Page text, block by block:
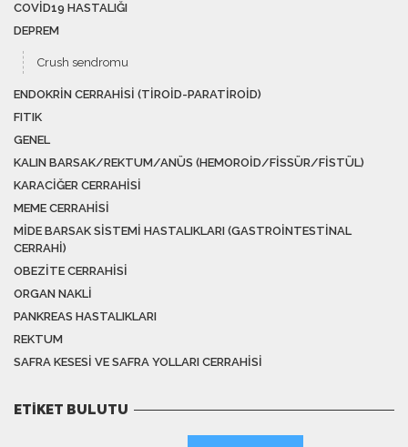
COVID19 HASTALIĞI
DEPREM
Crush sendromu
ENDOKRIN CERRAHISI (TIROID-PARATIROID)
FITIK
GENEL
KALIN BARSAK/REKTUM/ANÜS (HEMOROID/FISSÜR/FISTÜL)
KARACIĞER CERRAHISI
MEME CERRAHISI
MIDE BARSAK SISTEMI HASTALIKLARI (GASTROINTESTINAL
CERRAHI)
OBEZITE CERRAHISI
ORGAN NAKLI
PANKREAS HASTALIKLARI
REKTUM
SAFRA KESESI VE SAFRA YOLLARI CERRAHISI
ETIKET BULUTU